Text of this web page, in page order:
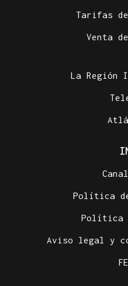
Tarifas
Venta
La Región
Política
Política
Aviso legal y